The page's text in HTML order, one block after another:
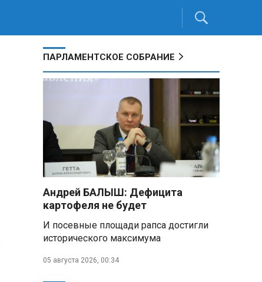
ПАРЛАМЕНТСКОЕ СОБРАНИЕ
Андрей БАЛЫШ: Дефицита
картофеля не будет
И посевные площади рапса достигли
исторического максимума
05 августа 2026, 00:34